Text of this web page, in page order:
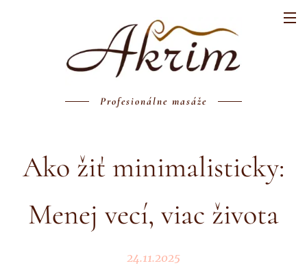
Profesionálne masáže
Ako žiť minimalisticky:
Menej vecí, viac života
24.11.2025